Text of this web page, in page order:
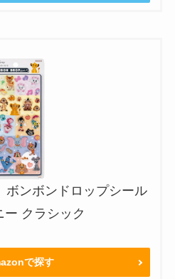
ボンボンドロップシール
ー クラシック
で探す